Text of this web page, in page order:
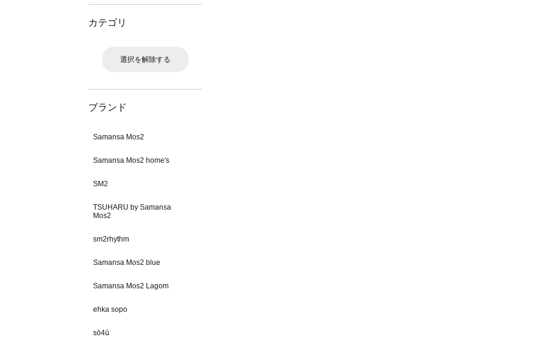
カテゴリ
選択を解除する
ブランド
Samansa Mos2
Samansa Mos2 home's
SM2
TSUHARU by Samansa
Mos2
sm2rhythm
Samansa Mos2 blue
Samansa Mos2 Lagom
ehka sopo
sō4ū